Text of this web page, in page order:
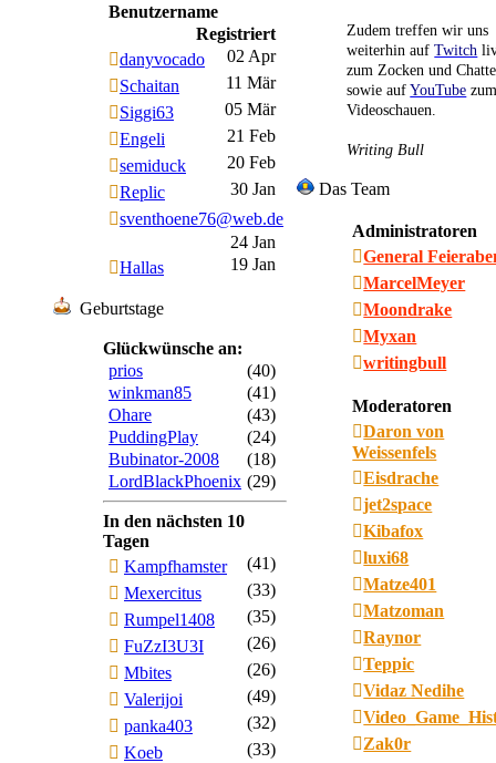
Benutzername
Registriert
danyvocado
02 Apr
Schaitan
11 Mär
Siggi63
05 Mär
Engeli
21 Feb
semiduck
20 Feb
Replic
30 Jan
sventhoene76@web.de
24 Jan
Hallas
19 Jan
Geburtstage
Glückwünsche an:
prios
(40)
winkman85
(41)
Ohare
(43)
PuddingPlay
(24)
Bubinator-2008
(18)
LordBlackPhoenix (29)
In den nächsten 10
Tagen
Kampfhamster
(41)
Mexercitus
(33)
Rumpel1408
(35)
FuZzI3U3I
(26)
Mbites
(26)
Valerijoi
(49)
panka403
(32)
Koeb
(33)
Zudem treffen wir uns
weiterhin aufTwitch
zum Zocken und
sowie aufYouTube
Videoschauen.
Writing Bull
Das Team
Administratoren
General
MarcelMeyer
Moondrake
Myxan
writingbull
Moderatoren
Daron von
Weissenfels
Eisdrache
jet2space
Kibafox
luxi68
Matze401
Matzoman
Raynor
Teppic
Vidaz Nedihe
Zak0r